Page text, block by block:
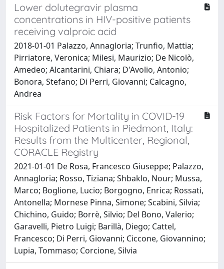
Lower dolutegravir plasma
concentrations in HIV-positive patients
receiving valproic acid
2018-01-01 Palazzo, Annagloria; Trunfio, Mattia;
Pirriatore, Veronica; Milesi, Maurizio; De Nicolò,
Amedeo; Alcantarini, Chiara; D'Avolio, Antonio;
Bonora, Stefano; Di Perri, Giovanni; Calcagno,
Andrea
Risk Factors for Mortality in COVID-19
Hospitalized Patients in Piedmont, Italy:
Results from the Multicenter, Regional,
CORACLE Registry
2021-01-01 De Rosa, Francesco Giuseppe; Palazzo,
Annagloria; Rosso, Tiziana; Shbaklo, Nour; Mussa,
Marco; Boglione, Lucio; Borgogno, Enrica; Rossati,
Antonella; Mornese Pinna, Simone; Scabini, Silvia;
Chichino, Guido; Borrè, Silvio; Del Bono, Valerio;
Garavelli, Pietro Luigi; Barillà, Diego; Cattel,
Francesco; Di Perri, Giovanni; Ciccone, Giovannino;
Lupia, Tommaso; Corcione, Silvia